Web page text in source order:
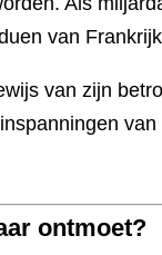
van
van zijn
ontmoet?